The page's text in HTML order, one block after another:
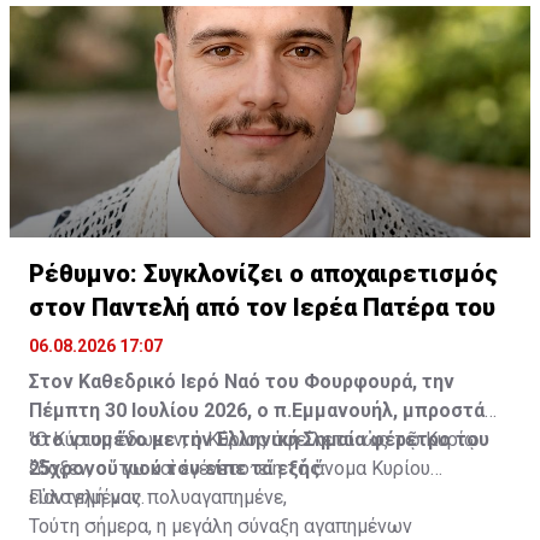
Διαβάστε επίσης: ΒΙΝΤΕΟ: Η στιγμή της δολοφονικής
επίθεσης με μολότοφ στη Marfin
ΦΩΤΟ: Τα ντοκουμέντα που ταυτοποίησαν τους τρεις
για τις δολοφονίες στη Marfin
Πηγή: ΑΠΕ-ΜΠΕ
Ρέθυμνο: Συγκλονίζει ο αποχαιρετισμός
στον Παντελή από τον Ιερέα Πατέρα του
06.08.2026 17:07
Στον Καθεδρικό Ιερό Ναό του Φουρφουρά, την
Πέμπτη 30 Ιουλίου 2026, ο π.Εμμανουήλ, μπροστά
στο ντυμένο με την Ελληνική Σημαία φέρετρο του
25χρονου γιού του είπε τα εξής:
"Ο Κύριος ἔδωκεν, ὁ Κύριος ἀφείλετο· ὡς τῷ Κυρίῳ
ἔδοξεν, οὕτω καὶ ἐγένετο· εἴη τὸ ὄνομα Κυρίου
εὐλογημένον.
Παντελή μας πολυαγαπημένε,
Τούτη σήμερα, η μεγάλη σύναξη αγαπημένων